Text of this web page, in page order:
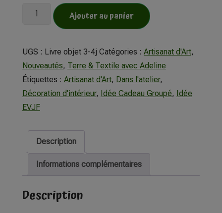
Ajouter au panier
UGS : Livre objet 3-4j Catégories : Artisanat d'Art,
Nouveautés, Terre & Textile avec Adeline
Étiquettes : Artisanat d'Art, Dans l'atelier,
Décoration d'intérieur, Idée Cadeau Groupé, Idée
EVJF
Description
Informations complémentaires
Description